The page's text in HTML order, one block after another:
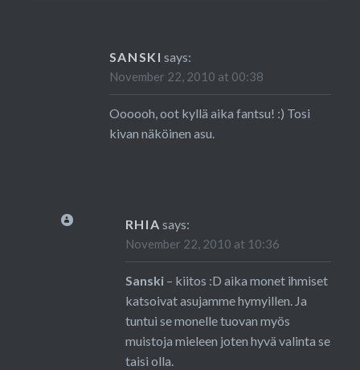
SANSKI says:
November 22, 2010 at 00:38
Oooooh, oot kyllä aika fantsu! :) Tosi
kivan näköinen asu.
RHIA says:
November 22, 2010 at 10:36
Sanski– kiitos :D aika monet ihmiset
katsoivat asujamme hymyillen. Ja
tuntui se monelle tuovan myös
muistoja mieleen joten hyvä valinta se
taisi olla.